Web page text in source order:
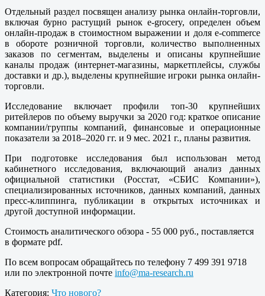
Отдельный раздел посвящен анализу рынка онлайн-торговли,
включая бурно растущий рынок e-grocery, определен объем
онлайн-продаж в стоимостном выражении и доля e-commerce
в обороте розничной торговли, количество выполненных
заказов по сегментам, выделены и описаны крупнейшие
каналы продаж (интернет-магазины, маркетплейсы, службы
доставки и др.), выделены крупнейшие игроки рынка онлайн-
торговли.
Исследование включает профили топ-30 крупнейших
ритейлеров по объему выручки за 2020 год: краткое описание
компании/группы компаний, финансовые и операционные
показатели за 2018–2020 гг. и 9 мес. 2021 г., планы развития.
При подготовке исследования был использован метод
кабинетного исследования, включающий анализ данных
официальной статистики (Росстат, «СБИС Компании»),
специализированных источников, данных компаний, данных
пресс-клиппинга, публикации в открытых источниках и
другой доступной информации.
Стоимость аналитического обзора - 55 000 руб., поставляется
в формате pdf.
По всем вопросам обращайтесь по телефону 7 499 391 9718
или по электронной почте info@ma-research.ru
Категория: Что нового?